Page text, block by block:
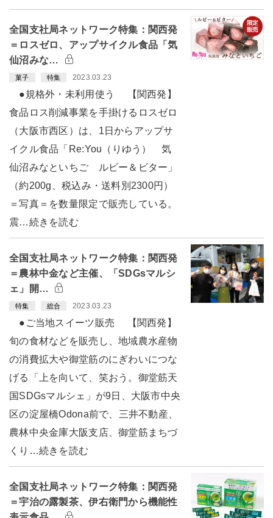
全国支社局ネットワーク特集：関西発
＝ロスゼロ、アップサイクル食品「気
仙沼みな…
菓子 特集 2023.03.23
●規格外・未利用使う 【関西発】
食品ロス削減事業を手掛けるロスゼロ
（大阪市西区）は、1日からアップサ
イクル食品「Re:You（りゆう） 気
仙沼みなといちご ルビー＆ビター」
（約200g、税込み・送料別2300円）
＝写真＝を数量限定で販売している。
震…続きを読む
全国支社局ネットワーク特集：関西発
＝農林中金など主催、「SDGsマルシ
ェ」開…
特集 総合 2023.03.23
●ご当地スイーツ販売 【関西発】
旬の食材などを販売し、地域農水産物
の消費拡大や御堂筋のにぎわいにつな
げる「上を向いて、笑おう。御堂筋天
国SDGsマルシェ」が9日、大阪市中央
区の淀屋橋Odona前で、三井不動産、
農林中央金庫大阪支店、御堂筋まちづ
くり…続きを読む
全国支社局ネットワーク特集：関西発
＝宇治の露製茶、伊右衛門から機能性